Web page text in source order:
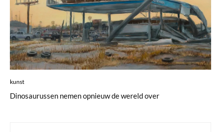
kunst
Dinosaurussen nemen opnieuw de wereld over